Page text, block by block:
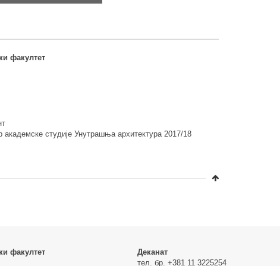
факултет
академске студије Унутрашња архитектура 2017/18
факултет
Деканат
тел. бр. +381 11 3225254